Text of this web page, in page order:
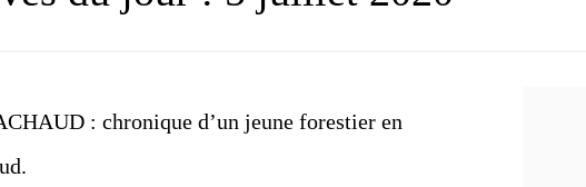
: chronique d’un jeune forestier en